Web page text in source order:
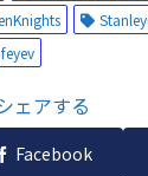
ェアする
Facebook